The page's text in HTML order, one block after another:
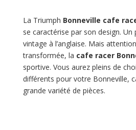
La Triumph Bonneville cafe
se caractérise par son design.
vintage à l’anglaise. Mais
transformée, la cafe racer
sportive. Vous aurez pleins de
différents pour votre Bonneville,
grande variété de pièces.